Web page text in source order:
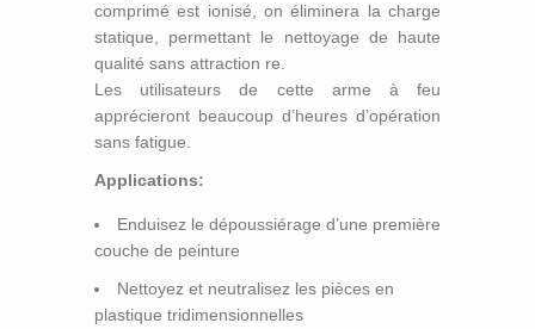
comprimé est ionisé, on éliminera la charge
statique, permettant le nettoyage de haute
qualité sans attraction re.
Les utilisateurs de cette arme à feu
apprécieront beaucoup d’heures d’opération
sans fatigue.
Applications:
Enduisez le dépoussiérage d’une première
couche de peinture
Nettoyez et neutralisez les pièces en
plastique tridimensionnelles